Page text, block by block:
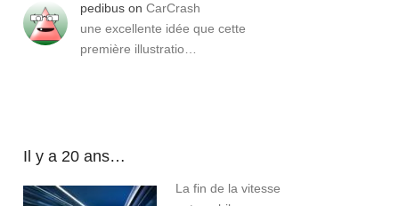
pedibus on CarCrash
une excellente idée que cette
première illustratio…
Il y a 20 ans…
La fin de la vitesse